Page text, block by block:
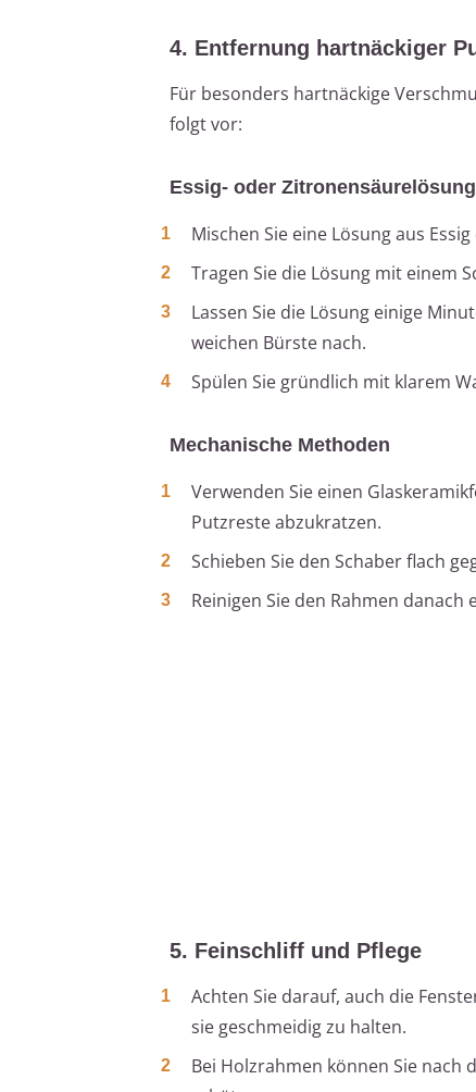
4. Entfernung hartnäckiger
Für besonders hartnäckige
folgt vor:
Essig- oder Zitronensäurelösung
Mischen Sie eine Lösung aus
Tragen Sie die Lösung mit einem
Lassen Sie die Lösung einige
weichen Bürste nach.
Spülen Sie gründlich mit klarem
Mechanische Methoden
Verwenden Sie einen
Putzreste abzukratzen.
Schieben Sie den Schaber flach
Reinigen Sie den Rahmen
5. Feinschliff und Pflege
Achten Sie darauf, auch die
sie geschmeidig zu halten.
Bei Holzrahmen können Sie nach